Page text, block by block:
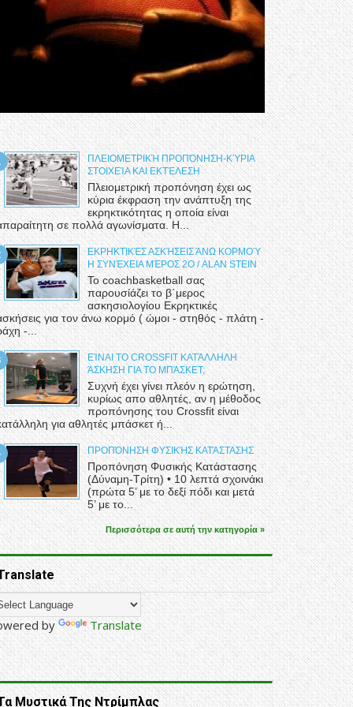
ΠΛΕΙΟΜΕΤΡΙΚΉ ΠΡΟΠΌΝΗΣΗ-ΚΎΡΙΑ
ΣΤΟΙΧΕΊΑ ΚΑΙ ΕΚΤΈΛΕΣΗ
Πλειομετρική προπόνηση έχει ως
κύρια έκφραση την ανάπτυξη της
εκρηκτικότητας η οποία είναι
σε πολλά αγωνίσματα. Η...
ΕΚΡΗΚΤΙΚΈΣ ΑΣΚΉΣΕΙΣ ΆΝΩ ΚΟΡΜΟΎ
Η ΣΥΝΈΧΕΙΑ ΜΈΡΟΣ 2Ο / ALAN STEIN
Το coachbasketball σας
παρουσίάζει το β΄μερος
ασκησιολογίου Εκρηκτικές
για τον άνω κορμό ( ώμοι - στηθός - πλάτη -
-...
ΕΊΝΑΙ ΤΟ CROSSFIT ΚΑΤΆΛΛΗΛΗ
ΆΣΚΗΣΗ ΓΙΑ ΤΟ ΜΠΆΣΚΕΤ;
Συχνή έχει γίνει πλεόν η ερώτηση,
κυρίως απο αθλητές, αν η μέθοδος
προπόνησης του Crossfit είναι
για αθλητές μπάσκετ ή...
ΠΡΟΠΌΝΗΣΗ ΦΥΣΙΚΉΣ ΚΑΤΆΣΤΑΣΗΣ
Προπόνηση Φυσικής Κατάστασης
(Δύναμη-Τρίτη) • 10 λεπτά σχοινάκι
(πρώτα 5’ με το δεξί πόδι και μετά
5’ με το...
Περισσότερα σε αυτή την κατηγορία »
by Translate
Μυστικά Της Ντρίμπλας